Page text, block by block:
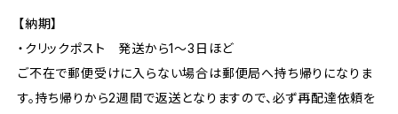
【納期】
・クリックポスト 発送から1〜3日ほど
ご不在で郵便受けに入らない場合は郵便局へ持ち帰りになりま
す。持ち帰りから2週間で返送となりますので、必ず再配達依頼を